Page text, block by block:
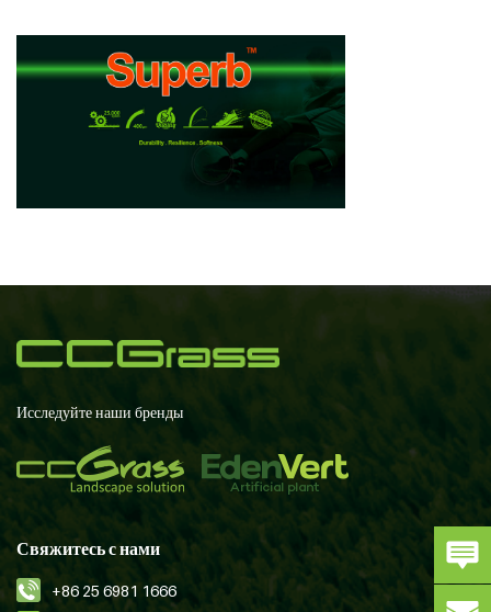
Исследуйте наши бренды
Свяжитесь с нами
+86 25 6981 1666